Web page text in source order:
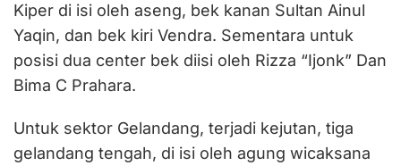
Kiper di isi oleh aseng, bek kanan Sultan Ainul
Yaqin, dan bek kiri Vendra. Sementara untuk
posisi dua center bek diisi oleh Rizza “Ijonk” Dan
Bima C Prahara.
Untuk sektor Gelandang, terjadi kejutan, tiga
gelandang tengah, di isi oleh agung wicaksana